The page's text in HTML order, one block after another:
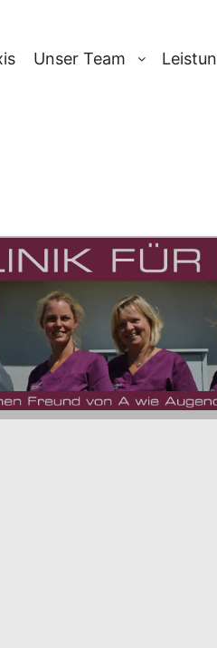
Unser Team